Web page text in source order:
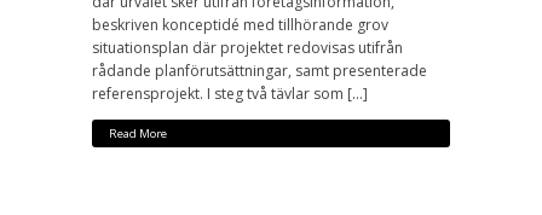
beskriven konceptidé med tillhörande grov
situationsplan där projektet redovisas utifrån
rådande planförutsättningar, samt presenterade
referensprojekt. I steg två tävlar som […]
Read More